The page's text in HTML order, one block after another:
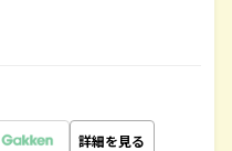
詳細を見る